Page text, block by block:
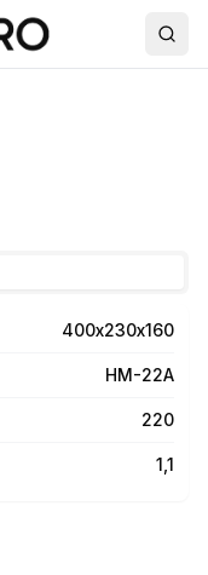
400х230х160
HM-22А
220
1,1